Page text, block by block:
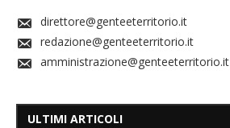
direttore@genteeterritorio.it
redazione@genteeterritorio.it
amministrazione@genteeterritorio.it
ULTIMI ARTICOLI